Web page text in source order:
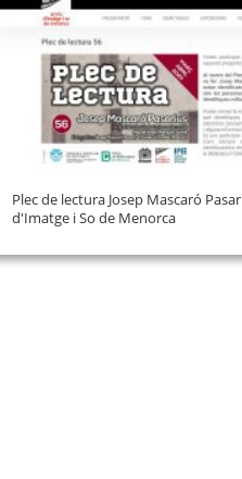
Plec de lectura Josep Mascaró
d'Imatge i So de Menorca